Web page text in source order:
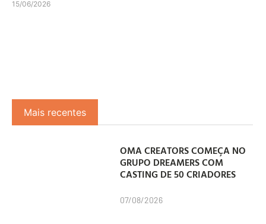
15/06/2026
Mais recentes
OMA CREATORS COMEÇA NO
GRUPO DREAMERS COM
CASTING DE 50 CRIADORES
07/08/2026